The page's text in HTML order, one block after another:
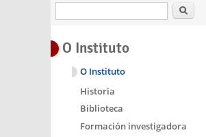
Buscar
O Instituto
O Instituto
Historia
Biblioteca
Formación investigadora